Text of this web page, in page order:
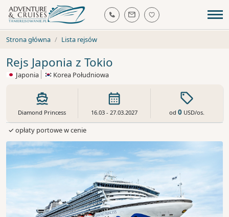
Strona główna Lista rejsów
Rejs Japonia z Tokio
Japonia Korea Południowa
Diamond Princess 16.03 - 27.03.2027 od 0USD/os.
✓ opłaty portowe w cenie